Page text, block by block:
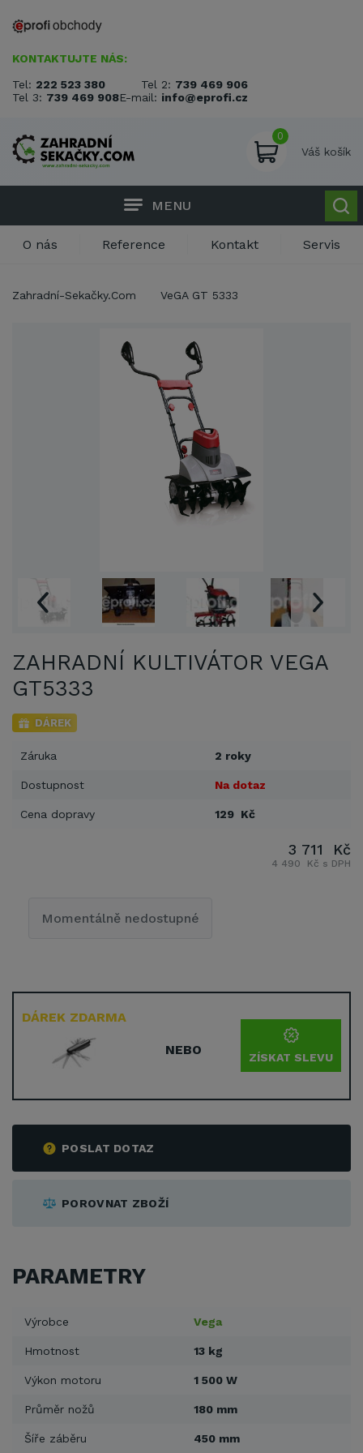
KONTAKTUJTE NÁS:
Tel: 222 523 380 Tel 2: 739 469 906
Tel 3: 739 469 908E-mail: info@eprofi.cz
0
Váš košík
MENU
O nás Reference Kontakt Servis
Zahradní-Sekačky.Com VeGA GT 5333
ZAHRADNÍ KULTIVÁTOR VEGA
GT5333
DÁREK
Záruka 2 roky
Dostupnost Na dotaz
Cena dopravy 129 Kč
POSLAT DOTAZ
POROVNAT ZBOŽÍ
DÁREK ZDARMA
NEBO ZÍSKAT SLEVU
3 711 Kč
4 490 Kč s DPH
Momentálně nedostupné
PARAMETRY
Výrobce Vega
Hmotnost 13 kg
Výkon motoru 1 500 W
Průměr nožů 180 mm
Šíře záběru 450 mm